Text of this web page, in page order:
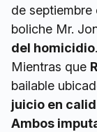
de septiembre
boliche Mr.
del homicidio.
Mientras que
bailable
juicio en
Ambos